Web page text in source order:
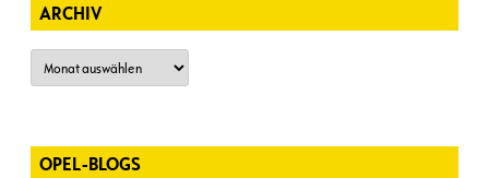
ARCHIV
Archiv
OPEL-BLOGS